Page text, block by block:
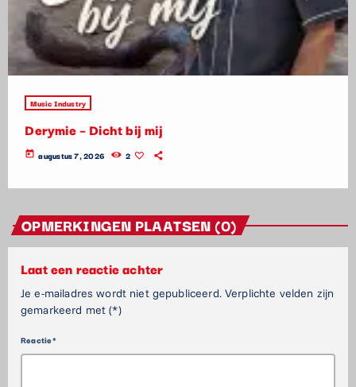
Music Industry
Derymie – Dicht bij mij
today augustus 7, 2026 2
OPMERKINGEN PLAATSEN (0)
Laat een reactie achter
Je e-mailadres wordt niet gepubliceerd. Verplichte velden zijn
gemarkeerd met (*)
Reactie*